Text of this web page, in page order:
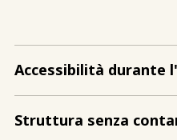
Accessibilità durante
Struttura senza